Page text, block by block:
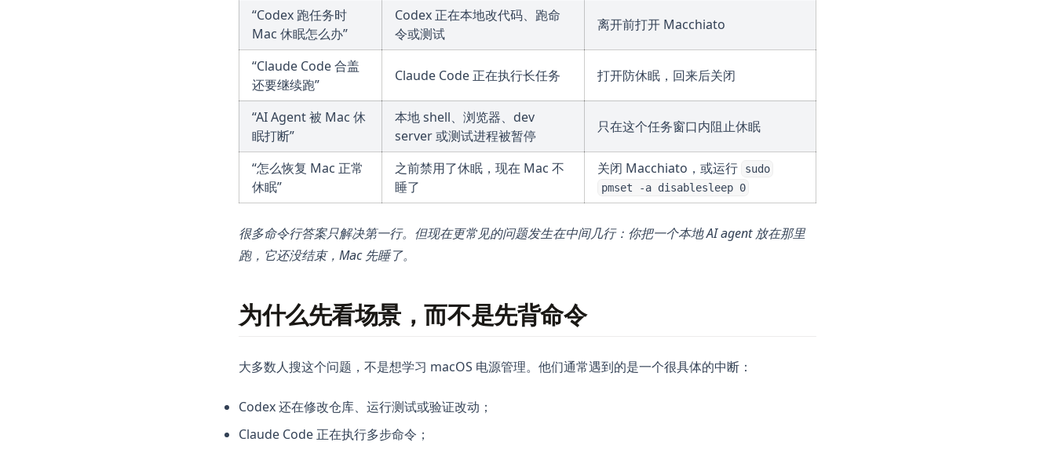
“Codex 跑任务时
Mac 休眠怎么办”
Codex 正在本地改代码、跑命
令或测试
离开前打开 Macchiato
“Claude Code 合盖
还要继续跑”
Claude Code 正在执行长任务 打开防休眠，回来后关闭
“AI Agent 被 Mac 休
眠打断”
本地 shell、浏览器、dev
server 或测试进程被暂停
只在这个任务窗口内阻止休眠
“怎么恢复 Mac 正常
休眠”
之前禁用了休眠，现在 Mac 不
睡了
关闭 Macchiato，或运行
sudo
pmset -a disablesleep 0
很多命令行答案只解决第一行。但现在更常见的问题发生在中间几行：你把一个本地 AI agent 放在那里
跑，它还没结束，Mac 先睡了。
为什么先看场景，而不是先背命令
大多数人搜这个问题，不是想学习 macOS 电源管理。他们通常遇到的是一个很具体的中断：
Codex 还在修改仓库、运行测试或验证改动；
Claude Code 正在执行多步命令；